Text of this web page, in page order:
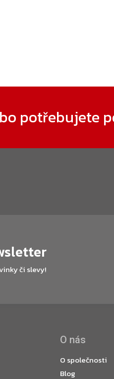
potřebujete
či slevy!
O nás
O společnosti
Blog